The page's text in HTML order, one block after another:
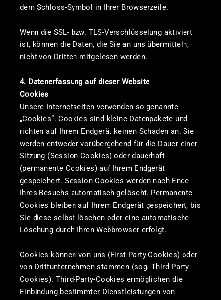
dem Schloss-Symbol in Ihrer Browserzeile.
Wenn die SSL- bzw. TLS-Verschlüsselung aktiviert
ist, können die Daten, die Sie an uns übermitteln,
nicht von Dritten mitgelesen werden.
4. Datenerfassung auf dieser Website
Cookies
Unsere Internetseiten verwenden so genannte
„Cookies“. Cookies sind kleine Datenpakete und
richten auf Ihrem Endgerät keinen Schaden an. Sie
werden entweder vorübergehend für die Dauer einer
Sitzung (Session-Cookies) oder dauerhaft
(permanente Cookies) auf Ihrem Endgerät
gespeichert. Session-Cookies werden nach Ende
Ihres Besuchs automatisch gelöscht. Permanente
Cookies bleiben auf Ihrem Endgerät gespeichert, bis
Sie diese selbst löschen oder eine automatische
Löschung durch Ihren Webbrowser erfolgt.
Cookies können von uns (First-Party-Cookies) oder
von Drittunternehmen stammen (sog. Third-Party-
Cookies). Third-Party-Cookies ermöglichen die
Einbindung bestimmter Dienstleistungen von